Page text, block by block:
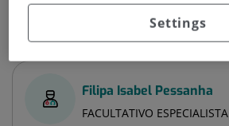
Ver ficha
Filipa Isabel Pessanha
FACULTATIVO
Settings